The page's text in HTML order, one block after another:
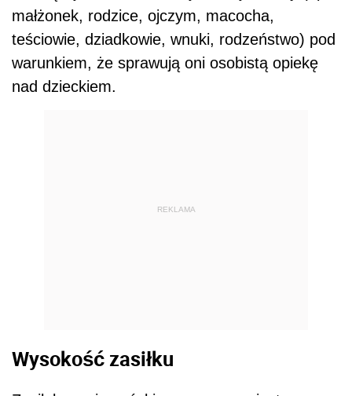
małżonek, rodzice, ojczym, macocha,
teściowie, dziadkowie, wnuki, rodzeństwo) pod
warunkiem, że sprawują oni osobistą opiekę
nad dzieckiem.
REKLAMA
Wysokość zasiłku